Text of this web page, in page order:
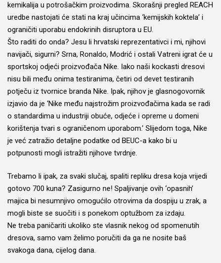
kemikalija u potrošačkim proizvodima. Skorašnji pregled REACH
uredbe nastojati će stati na kraj učincima ‘kemijskih koktela’ i
ograničiti uporabu endokrinih disruptora u EU.
Što raditi do onda? Jesu li hrvatski reprezentativci i mi, njihovi
navijači, sigurni? Srna, Ronaldo, Modrić i ostali Vatreni igrat će u
sportskoj odjeći proizvođača Nike. Iako naši kockasti dresovi
nisu bili među onima testiranima, četiri od devet testiranih
potječu iz tvornice branda Nike. Ipak, njihov je glasnogovornik
izjavio da je ‘Nike među najstrožim proizvođačima kada se radi
o standardima u industriji obuće, odjeće i opreme u domeni
korištenja tvari s ograničenom uporabom.’ Slijedom toga, Nike
je već zatražio detaljne podatke od BEUC-a kako bi u
potpunosti mogli istražiti njihove tvrdnje.
Trebamo li ipak, za svaki slučaj, spaliti repliku dresa koja vrijedi
gotovo 700 kuna? Zasigurno ne! Spaljivanje ovih ‘opasnih’
majica bi nesumnjivo omogućilo otrovima da dospiju u zrak, a
mogli biste se suočiti i s ponekom optužbom za izdaju.
Ne treba paničariti ukoliko ste vlasnik nekog od spomenutih
dresova, samo vam želimo poručiti da ga ne nosite baš
svakoga dana, cijelog dana.